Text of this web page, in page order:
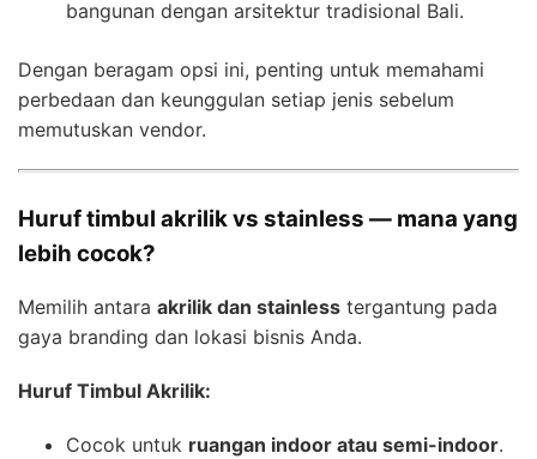
bangunan dengan arsitektur tradisional Bali.
Dengan beragam opsi ini, penting untuk memahami
perbedaan dan keunggulan setiap jenis sebelum
memutuskan vendor.
Huruf timbul akrilik vs stainless — mana yang
lebih cocok?
Memilih antara akrilik dan stainless tergantung pada
gaya branding dan lokasi bisnis Anda.
Huruf Timbul Akrilik:
Cocok untuk ruangan indoor atau semi-indoor.